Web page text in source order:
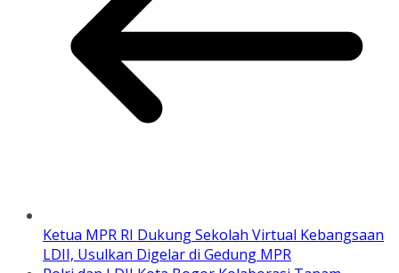
Ketua MPR RI Dukung Sekolah Virtual Kebangsaan
LDII, Usulkan Digelar di Gedung MPR